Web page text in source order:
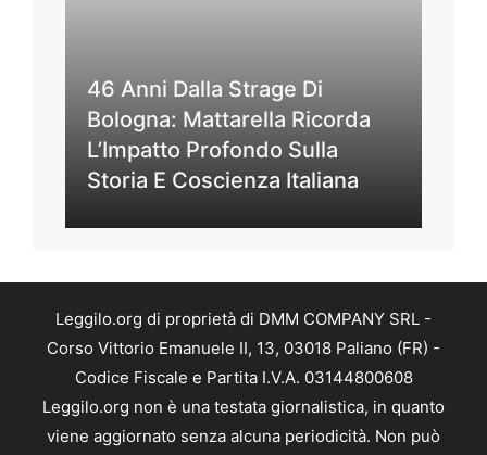
46 Anni Dalla Strage Di
Bologna: Mattarella Ricorda
L’Impatto Profondo Sulla
Storia E Coscienza Italiana
Leggilo.org di proprietà di DMM COMPANY SRL -
Corso Vittorio Emanuele II, 13, 03018 Paliano (FR) -
Codice Fiscale e Partita I.V.A. 03144800608
Leggilo.org non è una testata giornalistica, in quanto
viene aggiornato senza alcuna periodicità. Non può